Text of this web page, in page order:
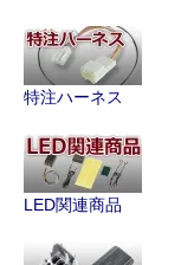
特注ハーネス
LED関連商品